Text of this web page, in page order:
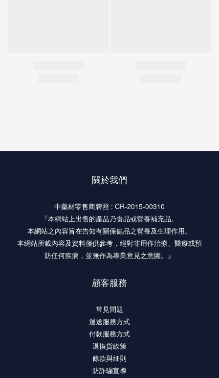
關於我們
中藥材零售商牌照 : CR-2015-00310
『本網站上出售的產品乃食品或營養補充品。
本網站之內容旨在告知有關保健品之營養及生理作用。
本網站所載內容及資料僅供參考，絕對非用作治療、醫療或預
防任何疾病，並無作為專業意見之意圖。』
顧客服務
常見問題
運送服務方式
付款服務方式
退換貨政策
條款與細則
防詐騙宣導